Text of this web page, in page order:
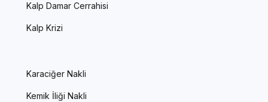
Kalp Damar Cerrahisi
Kalp Krizi
Karaciğer Nakli
Kemik İliği Nakli